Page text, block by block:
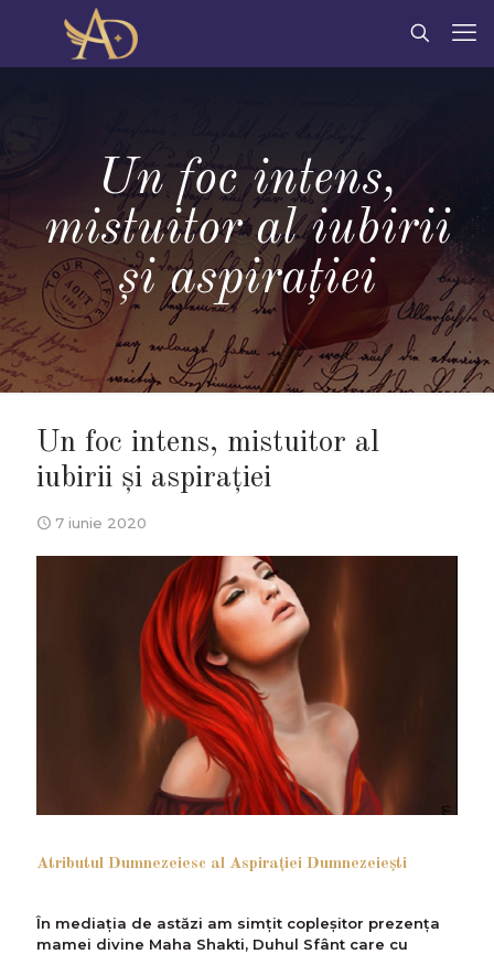
Un foc intens,
mistuitor al iubirii
şi aspiraţiei
Un foc intens, mistuitor al
iubirii şi aspiraţiei
7 iunie 2020
Atributul Dumnezeiesc al Aspiraţiei Dumnezeieşti
În mediația de astăzi am simțit copleșitor prezența
mamei divine Maha Shakti, Duhul Sfânt care cu